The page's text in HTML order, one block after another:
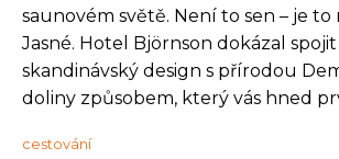
saunovém světě. Není to sen – je to
Jasné. Hotel Björnson dokázal
skandinávský design s přírodou
doliny způsobem, který vás hned
cestování